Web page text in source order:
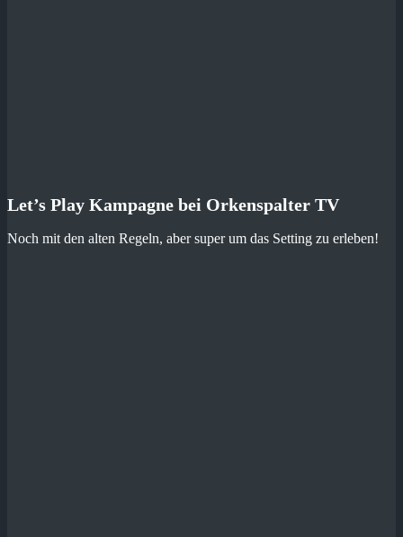
Let’s Play Kampagne bei Orkenspalter TV
Noch mit den alten Regeln, aber super um das Setting zu erleben!